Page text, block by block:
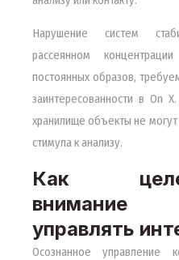
Нарушение систем
рассеянном
постоянных образов,
заинтересованности в On
хранилище объекты не
стимула к анализу.
Как
внимание
управлять
Осознанное управление